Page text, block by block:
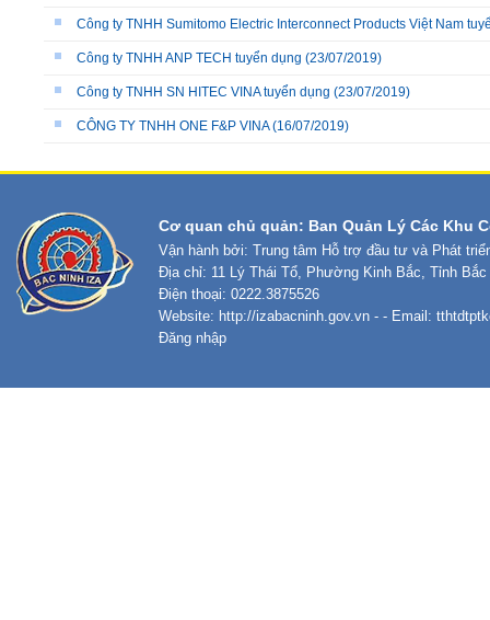
Công ty TNHH Sumitomo Electric Interconnect Products Việt Nam
Công ty TNHH ANP TECH tuyển dụng (23/07/2019)
Công ty TNHH SN HITEC VINA tuyển dụng (23/07/2019)
CÔNG TY TNHH ONE F&P VINA(16/07/2019)
Cơ quan chủ quản: Ban Quản Lý Các Khu
Vận hành bởi: Trung tâm Hỗ trợ đầu tư và Phát
Địa chỉ: 11 Lý Thái Tổ, Phường Kinh Bắc, Tỉnh Bắc
Điện thoại: 0222.3875526
Website: http://izabacninh.gov.vn - - Email:
Đăng nhập